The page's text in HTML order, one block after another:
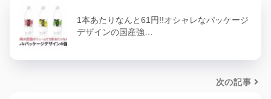
1本あたりなんと61円!!オシャレなパッケージ
デザインの国産強…
次の記事